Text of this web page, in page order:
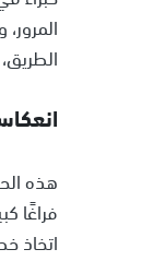
هذه
فراغًا
اتخاذ